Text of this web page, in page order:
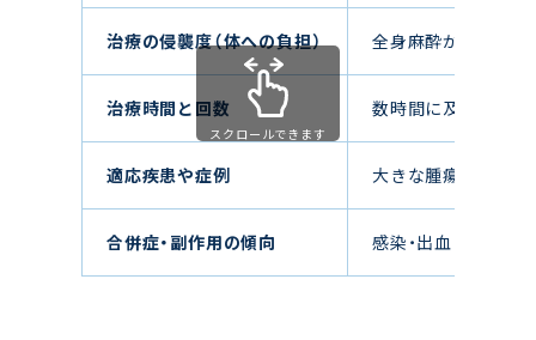
治療の侵襲度（体への負担） 全身麻酔が必要、入
治療時間と回数 数時間に及ぶ手術
適応疾患や症例 大きな腫瘍、脳表面
合併症・副作用の傾向 感染・出血・麻痺な
スクロールできます